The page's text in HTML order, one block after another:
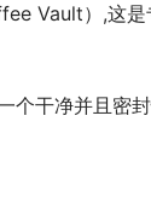
Vault）,这是
个干净并且密